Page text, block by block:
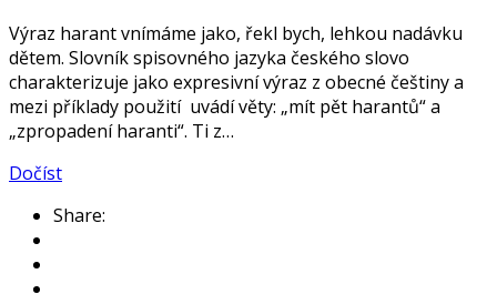
Výraz harant vnímáme jako, řekl bych, lehkou nadávku
dětem. Slovník spisovného jazyka českého slovo
charakterizuje jako expresivní výraz z obecné češtiny a
mezi příklady použití uvádí věty: „mít pět harantů“ a
„zpropadení haranti“. Ti z…
Dočíst
Share: